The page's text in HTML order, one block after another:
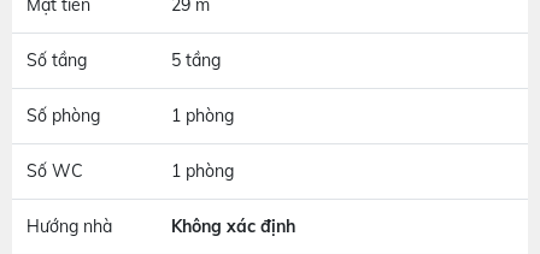
Mặt tiền 29 m
Số tầng 5 tầng
Số phòng 1 phòng
Số WC 1 phòng
Hướng nhà Không xác định